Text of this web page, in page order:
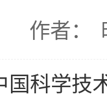
作者：
国科学技